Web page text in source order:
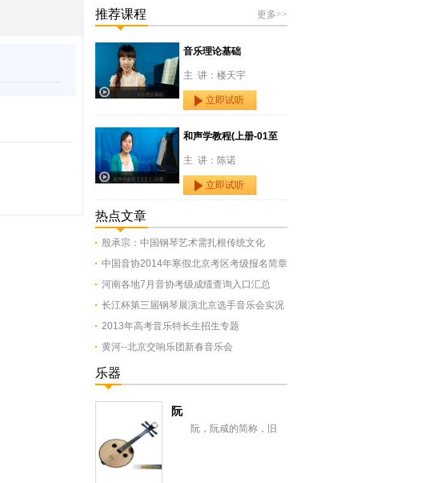
更多>>
推荐课程
音乐理论基础
主 讲：楼天宇
立即试听
和声学教程(上册-01至
主 讲：陈诺
立即试听
热点文章
殷承宗：中国钢琴艺术需扎根传统文化
中国音协2014年寒假北京考区考级报名简章
河南各地7月音协考级成绩查询入口汇总
长江杯第三届钢琴展演北京选手音乐会实况
2013年高考音乐特长生招生专题
黄河--北京交响乐团新春音乐会
乐器
阮
阮，阮咸的简称，旧